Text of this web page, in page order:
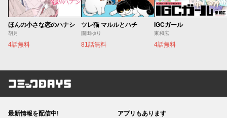
ほんの小さな恋のハナシ
胡月
4話無料
ツレ猫 マルルとハチ
園田ゆり
81話無料
IGCガール
東和広
4話無料
コミックDAYS
最新情報を配信中! アプリもあります